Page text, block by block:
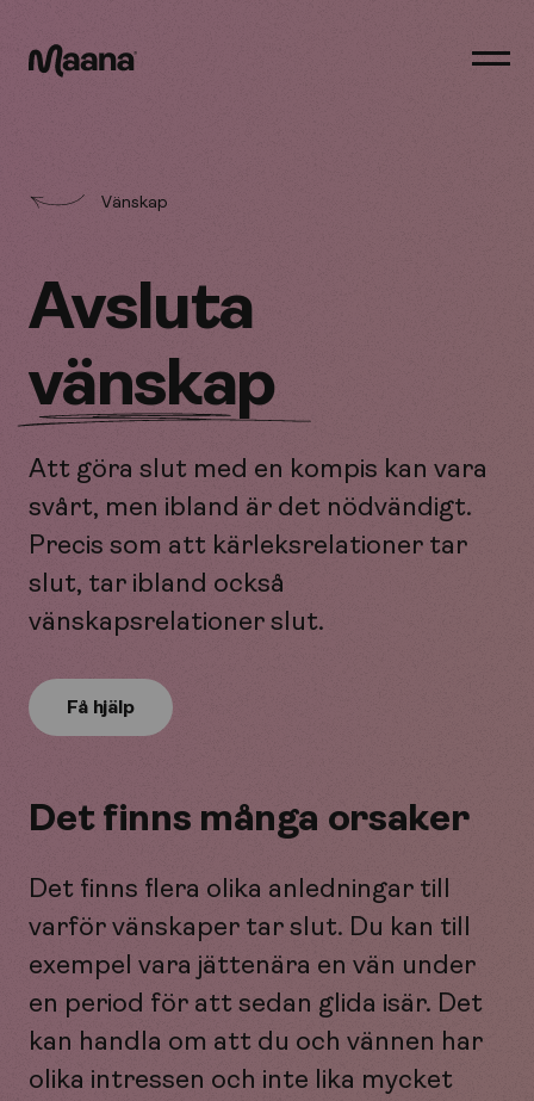
Vänskap
Avsluta
vänskap
Att göra slut med en kompis kan vara
svårt, men ibland är det nödvändigt.
Precis som att kärleksrelationer tar
slut, tar ibland också
vänskapsrelationer slut.
Få hjälp
Det finns många orsaker
Det finns flera olika anledningar till
varför vänskaper tar slut. Du kan till
exempel vara jättenära en vän under
en period för att sedan glida isär. Det
kan handla om att du och vännen har
olika intressen och inte lika mycket